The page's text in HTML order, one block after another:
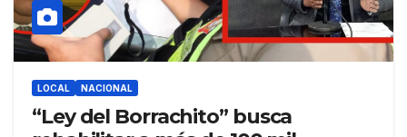
LOCAL NACIONAL
“Ley del Borrachito” busca